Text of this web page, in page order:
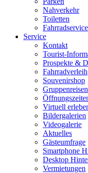
Nahverkehr
Toiletten
Fahrradservice
Service
Kontakt
Tourist-
Prospekte &
Fahrradverleih
Souvenirshop
Gruppenreisen
Virtuell
Bildergalerien
Videogalerie
Aktuelles
Gästeumfrage
Smartphone
Desktop
Vermietungen